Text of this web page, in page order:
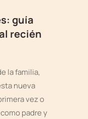
guía
recién
la familia,
nueva
vez o
padre y